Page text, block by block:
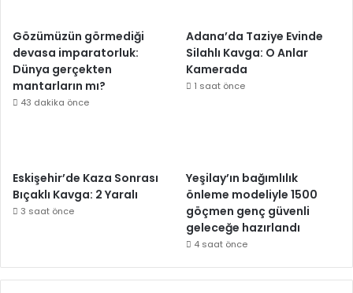
Gözümüzün görmediği
devasa imparatorluk:
Dünya gerçekten
mantarların mı?
43 dakika önce
Adana’da Taziye Evinde
Silahlı Kavga: O Anlar
Kamerada
1 saat önce
Eskişehir’de Kaza Sonrası
Bıçaklı Kavga: 2 Yaralı
3 saat önce
Yeşilay’ın bağımlılık
önleme modeliyle 1500
göçmen genç güvenli
geleceğe hazırlandı
4 saat önce